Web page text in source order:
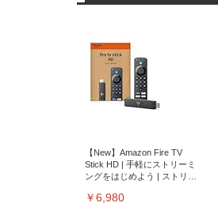
【New】Amazon Fire TV
Stick HD | 手軽にストリーミ
ングをはじめよう | ストリー
￥6,980